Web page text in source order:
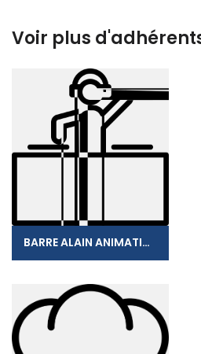
Voir plus
BARRE ALAIN ANIMATION